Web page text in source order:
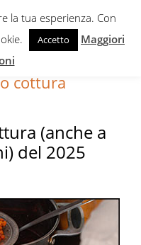
cottura
(anche a
del 2025
la tua esperienza. Con
Accetto
Maggiori